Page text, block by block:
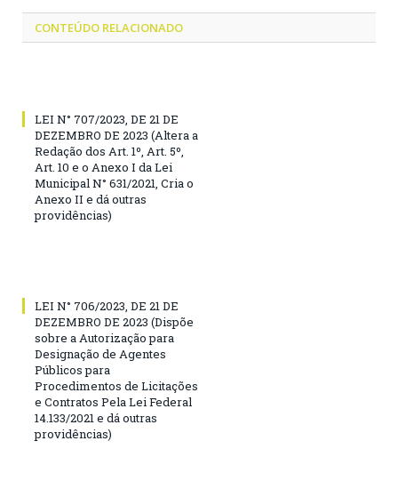
CONTEÚDO RELACIONADO
LEI N° 707/2023, DE 21 DE
DEZEMBRO DE 2023 (Altera a
Redação dos Art. 1º, Art. 5º,
Art. 10 e o Anexo I da Lei
Municipal N° 631/2021, Cria o
Anexo II e dá outras
providências)
LEI N° 706/2023, DE 21 DE
DEZEMBRO DE 2023 (Dispõe
sobre a Autorização para
Designação de Agentes
Públicos para
Procedimentos de Licitações
e Contratos Pela Lei Federal
14.133/2021 e dá outras
providências)